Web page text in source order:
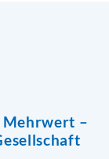
Mehrwert –